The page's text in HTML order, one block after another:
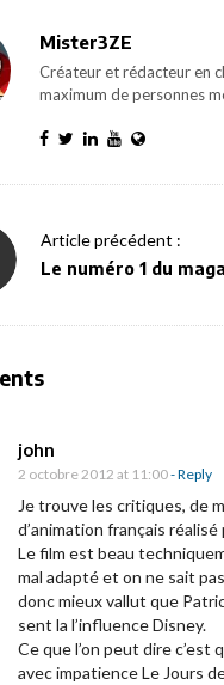
Mister3ZE
Créateur et rédacteur en
maximum de personnes
Article précédent :
Le numéro 1 du
O
[
C
r
i
t
i
q
u
john
2 octobre 2012 at 11:00- Reply
Je trouve les critiques, de
d’animation français
Le film est beau
mal adapté et on ne sait
donc mieux vallut que
sent la l’influence Disney.
Ce que l’on peut dire
avec impatience Le Jours